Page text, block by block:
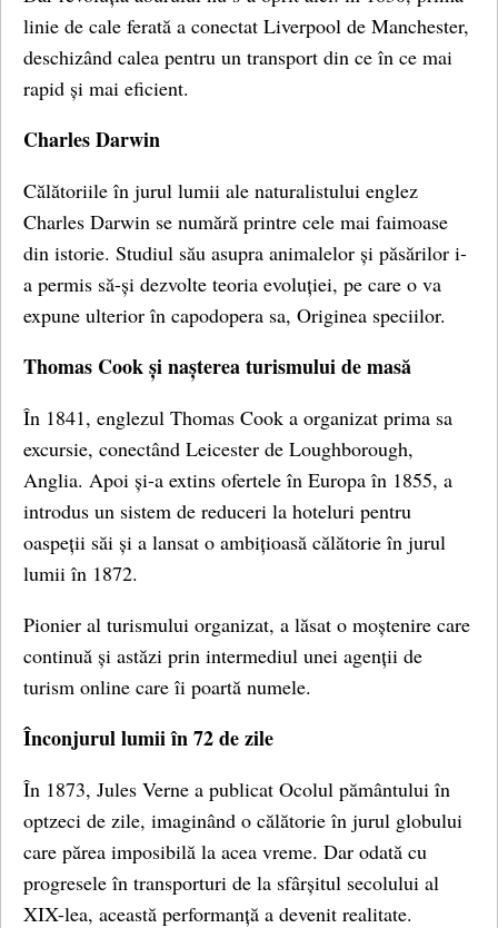
linie de cale ferată a conectat Liverpool de Manchester,
deschizând calea pentru un transport din ce în ce mai
rapid și mai eficient.
Charles Darwin
Călătoriile în jurul lumii ale naturalistului englez
Charles Darwin se numără printre cele mai faimoase
din istorie. Studiul său asupra animalelor și păsărilor i-
a permis să-și dezvolte teoria evoluției, pe care o va
expune ulterior în capodopera sa, Originea speciilor.
Thomas Cook și nașterea turismului de masă
În 1841, englezul Thomas Cook a organizat prima sa
excursie, conectând Leicester de Loughborough,
Anglia. Apoi și-a extins ofertele în Europa în 1855, a
introdus un sistem de reduceri la hoteluri pentru
oaspeții săi și a lansat o ambițioasă călătorie în jurul
lumii în 1872.
Pionier al turismului organizat, a lăsat o moștenire care
continuă și astăzi prin intermediul unei agenții de
turism online care îi poartă numele.
Înconjurul lumii în 72 de zile
În 1873, Jules Verne a publicat Ocolul pământului în
optzeci de zile, imaginând o călătorie în jurul globului
care părea imposibilă la acea vreme. Dar odată cu
progresele în transporturi de la sfârșitul secolului al
XIX-lea, această performanță a devenit realitate.